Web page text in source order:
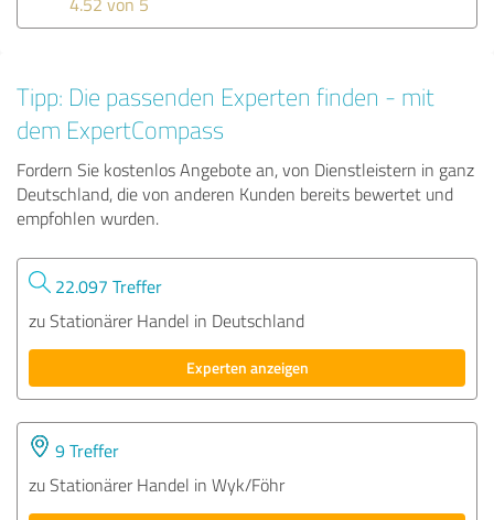
Tipp: Die passenden Experten finden - mit
dem ExpertCompass
Fordern Sie kostenlos Angebote an, von Dienstleistern in ganz
Deutschland, die von anderen Kunden bereits bewertet und
empfohlen wurden.
22.097 Treffer
zu Stationärer Handel in Deutschland
Experten anzeigen
9 Treffer
zu Stationärer Handel in Wyk/Föhr